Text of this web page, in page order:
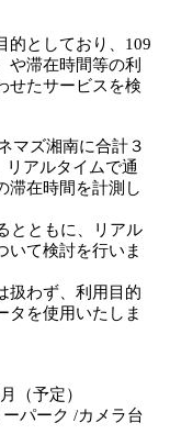
的としており、109
や滞在時間等の利
せたサービスを検
マズ湘南に合計３
リアルタイムで通
滞在時間を計測し
とともに、リアル
いて検討を行いま
扱わず、利用目的
タを使用いたしま
予定）
ーク /カメラ台